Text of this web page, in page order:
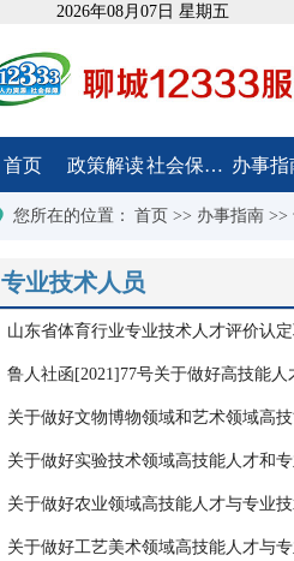
2026年08月07日 星期五
首页 政策解读 社会保障卡 办事指
您所在的位置： 首页 >> 办事指南>>
专业技术人员
山东省体育行业专业技术人才评价认
关于做好农业领域高技能人才与专业